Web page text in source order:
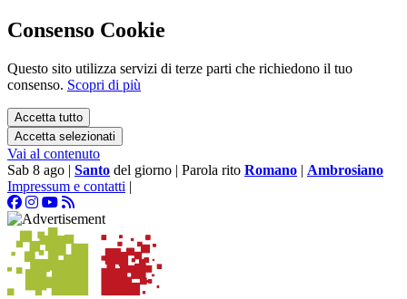
Consenso Cookie
Questo sito utilizza servizi di terze parti che richiedono il tuo
consenso. Scopri di più
Accetta tutto
Accetta selezionati
Vai al contenuto
Sab 8 ago | Santo del giorno | Parola rito Romano | Ambrosiano
Impressum e contatti |